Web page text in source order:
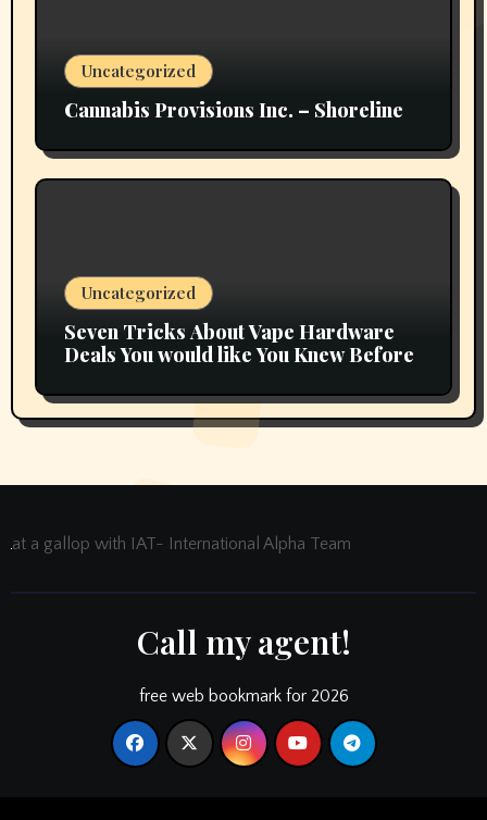
Uncategorized
Cannabis Provisions Inc. – Shoreline
Uncategorized
Seven Tricks About Vape Hardware
Deals You would like You Knew Before
at a gallop with IAT- International Alpha Team
Call my agent!
free web bookmark for 2026